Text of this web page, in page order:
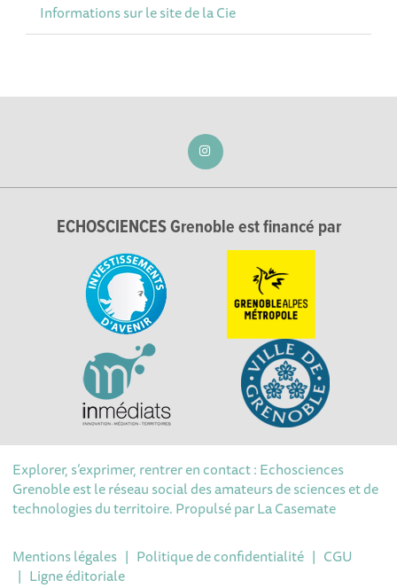
Informations sur le site de la Cie
ECHOSCIENCES Grenoble est financé par
Explorer, s’exprimer, rentrer en contact : Echosciences
Grenoble est le réseau social des amateurs de sciences et de
technologies du territoire. Propulsé parLa Casemate
Mentions légales | Politique de confidentialité | CGU
| Ligne éditoriale